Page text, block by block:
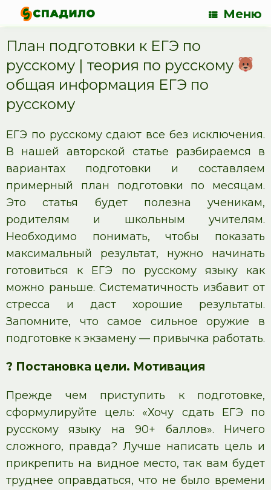
Меню
План подготовки к ЕГЭ по
русскому | теория по русскому
общая информация ЕГЭ по
русскому
ЕГЭ по русскому сдают все без исключения.
В нашей авторской статье разбираемся в
вариантах подготовки и составляем
примерный план подготовки по месяцам.
Это статья будет полезна ученикам,
родителям и школьным учителям.
Необходимо понимать, чтобы показать
максимальный результат, нужно начинать
готовиться к ЕГЭ по русскому языку как
можно раньше. Систематичность избавит от
стресса и даст хорошие результаты.
Запомните, что самое сильное оружие в
подготовке к экзамену — привычка работать.
? Постановка цели. Мотивация
Прежде чем приступить к подготовке,
сформулируйте цель: «Хочу сдать ЕГЭ по
русскому языку на 90+ баллов». Ничего
сложного, правда? Лучше написать цель и
прикрепить на видное место, так вам будет
труднее оправдаться, что не было времени